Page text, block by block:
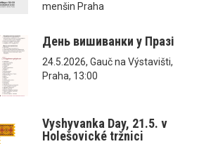
menšin Praha
День вишиванки у Празі
24.5.2026, Gauč na Výstavišti,
Praha, 13:00
Vyshyvanka Day, 21.5. v
Holešovické tržnici